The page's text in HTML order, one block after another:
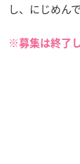
し、にじめん
※募集は終了